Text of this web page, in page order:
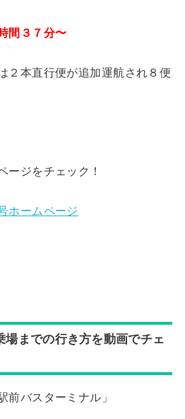
間３７分〜
本直行便が追加運航され８便
ージをチェック！
ホームページ
場までの行き方を動画でチェ
前バスターミナル」